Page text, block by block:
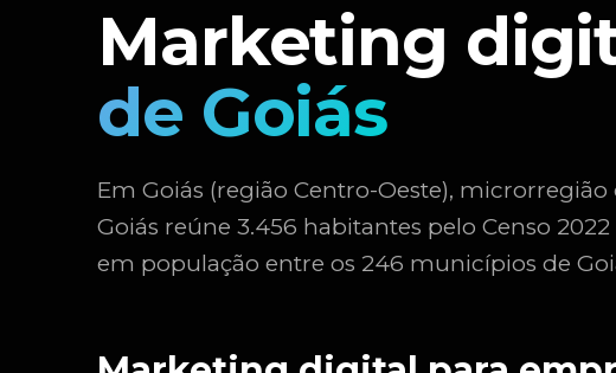
Marketing
de Goiás
Em Goiás (região Centro-Oeste), microrregião
Goiás reúne 3.456 habitantes pelo Censo 2022
em população entre os 246 municípios de